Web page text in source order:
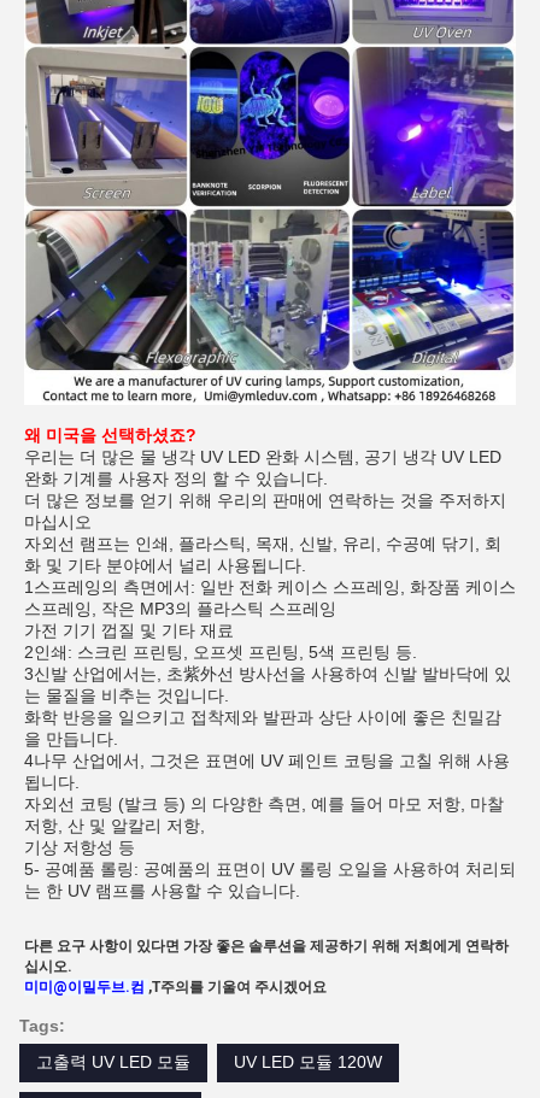
왜 미국을 선택하셨죠?
우리는 더 많은 물 냉각 UV LED 완화 시스템, 공기 냉각 UV LED
완화 기계를 사용자 정의 할 수 있습니다.
더 많은 정보를 얻기 위해 우리의 판매에 연락하는 것을 주저하지
마십시오
자외선 램프는 인쇄, 플라스틱, 목재, 신발, 유리, 수공예 닦기, 회
화 및 기타 분야에서 널리 사용됩니다.
1스프레잉의 측면에서: 일반 전화 케이스 스프레잉, 화장품 케이스
스프레잉, 작은 MP3의 플라스틱 스프레잉
가전 기기 껍질 및 기타 재료
2인쇄: 스크린 프린팅, 오프셋 프린팅, 5색 프린팅 등.
3신발 산업에서는, 초紫外선 방사선을 사용하여 신발 발바닥에 있
는 물질을 비추는 것입니다.
화학 반응을 일으키고 접착제와 발판과 상단 사이에 좋은 친밀감
을 만듭니다.
4나무 산업에서, 그것은 표면에 UV 페인트 코팅을 고칠 위해 사용
됩니다.
자외선 코팅 (발크 등) 의 다양한 측면, 예를 들어 마모 저항, 마찰
저항, 산 및 알칼리 저항,
기상 저항성 등
5- 공예품 롤링: 공예품의 표면이 UV 롤링 오일을 사용하여 처리되
는 한 UV 램프를 사용할 수 있습니다.
다른 요구 사항이 있다면 가장 좋은 솔루션을 제공하기 위해 저희에게 연락하
십시오.
미미@이밀두브.컴 ,T주의를 기울여 주시겠어요
Tags:
고출력 UV LED 모듈
UV LED 모듈 120W